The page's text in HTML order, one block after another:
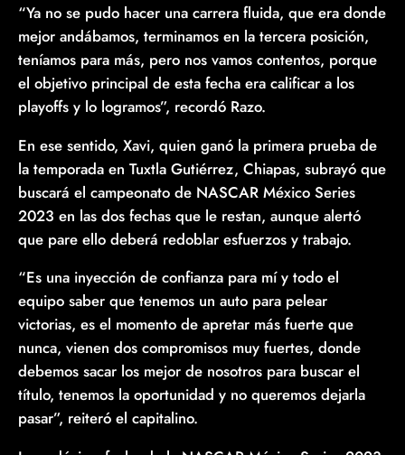
“Ya no se pudo hacer una carrera fluida, que era donde
mejor andábamos, terminamos en la tercera posición,
teníamos para más, pero nos vamos contentos, porque
el objetivo principal de esta fecha era calificar a los
playoffs y lo logramos”, recordó Razo.
En ese sentido, Xavi, quien ganó la primera prueba de
la temporada en Tuxtla Gutiérrez, Chiapas, subrayó que
buscará el campeonato de NASCAR México Series
2023 en las dos fechas que le restan, aunque alertó
que pare ello deberá redoblar esfuerzos y trabajo.
“Es una inyección de confianza para mí y todo el
equipo saber que tenemos un auto para pelear
victorias, es el momento de apretar más fuerte que
nunca, vienen dos compromisos muy fuertes, donde
debemos sacar los mejor de nosotros para buscar el
título, tenemos la oportunidad y no queremos dejarla
pasar”, reiteró el capitalino.